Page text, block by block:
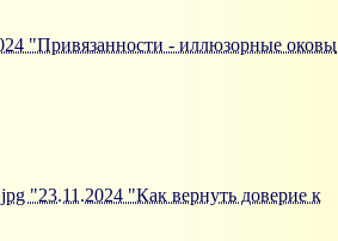
"Привязанности - иллюзорные оковы
"23.11.2024 "Как вернуть доверие к